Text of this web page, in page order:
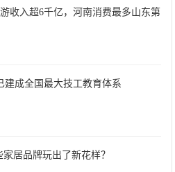
收入超6千亿，河南消费最多山东第
建成全国最大技工教育体系
居品牌玩出了新花样？